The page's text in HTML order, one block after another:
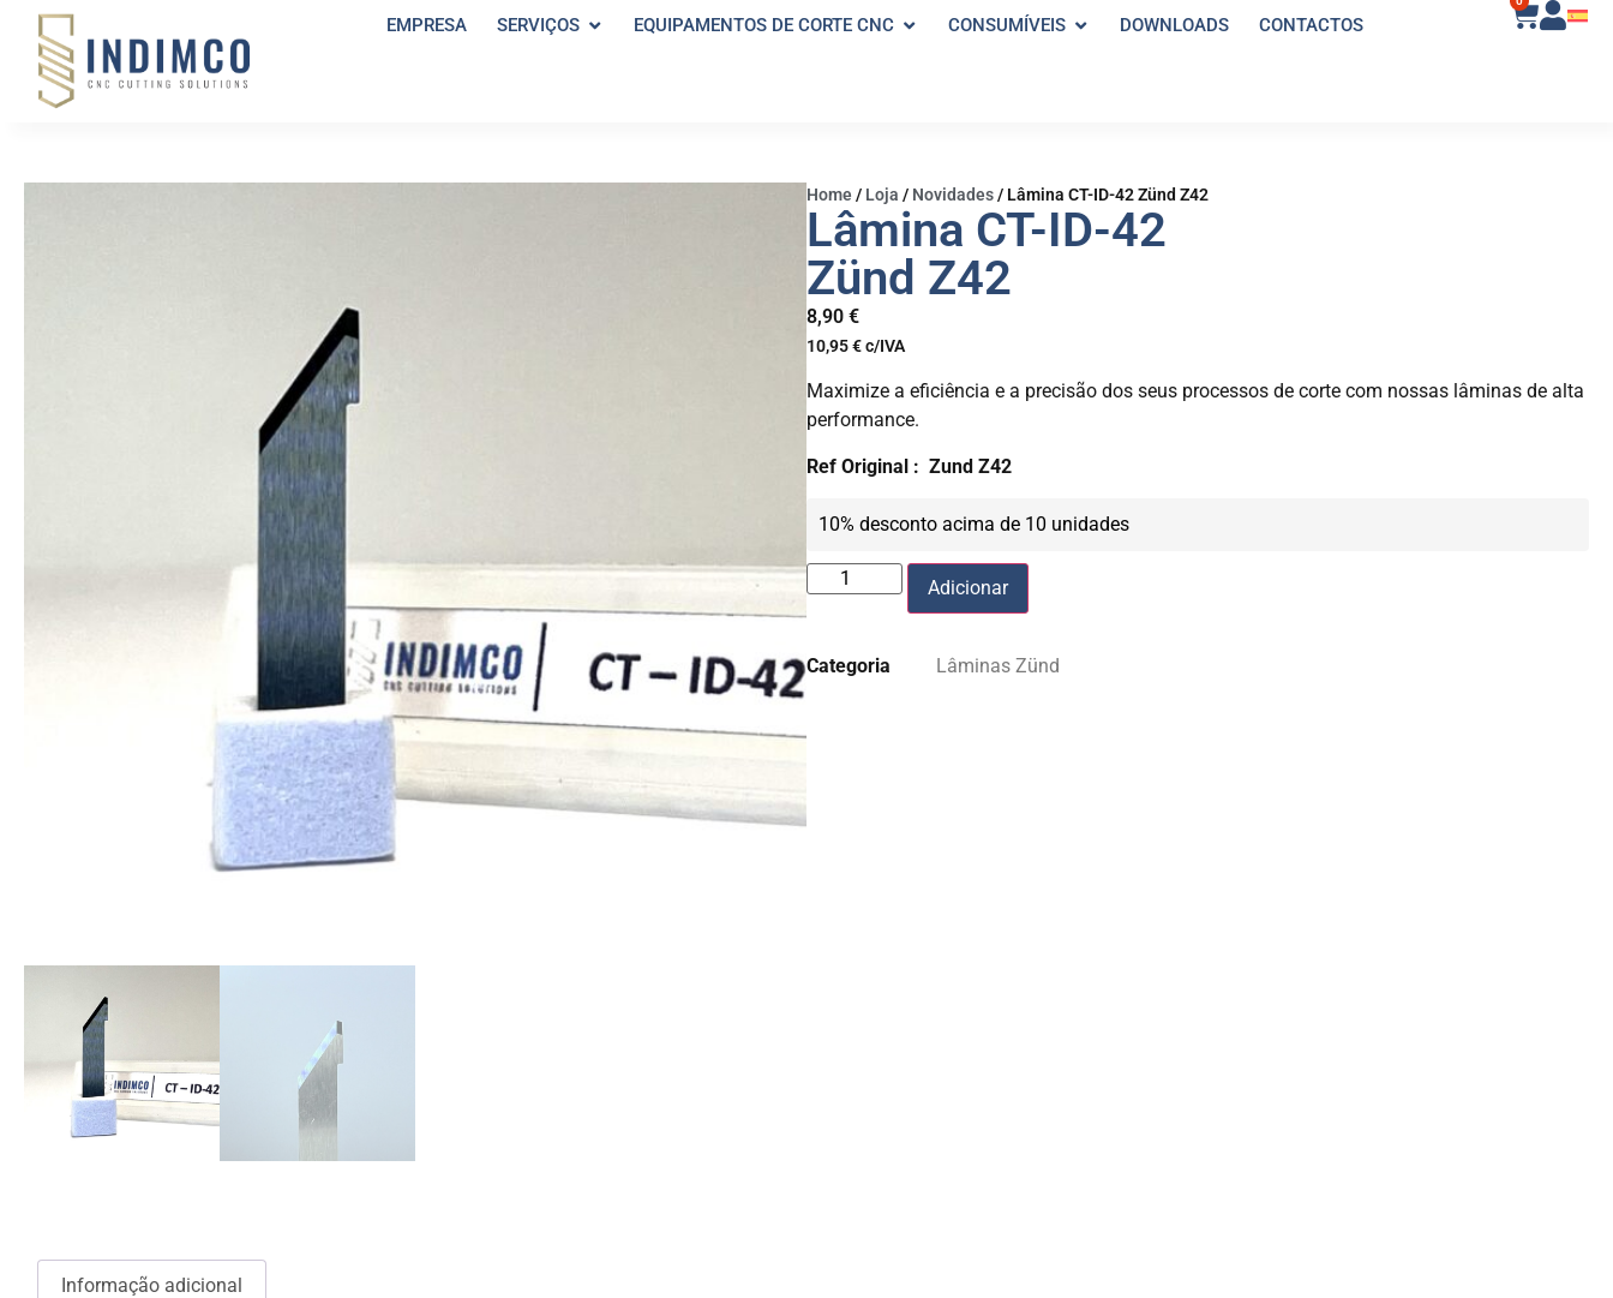
EMPRESA SERVIÇOS EQUIPAMENTOS DE CORTE CNC CONSUMÍVEIS DOWNLOADS CONTACTOS
Home/ Loja / Novidades/ Lâmina CT-ID-42 Zünd Z42
Lâmina CT-ID-42
Zünd Z42
8,90 €
10,95€c/IVA
Maximize a eficiência e a precisão dos seus processos de corte com nossas lâminas de alta
performance.
Ref Original : Zund Z42
10% desconto acima de 10 unidades
Adicionar
Categoria Lâminas Zünd
Informação adicional